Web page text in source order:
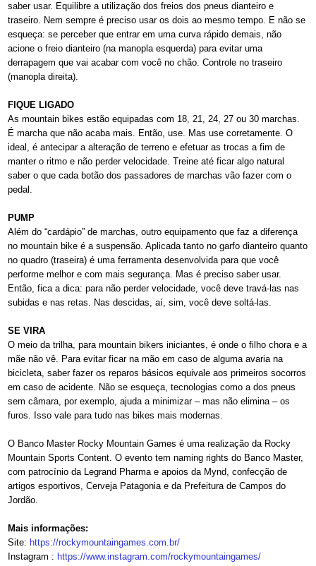
saber usar. Equilibre a utilização dos freios dos pneus dianteiro e
traseiro. Nem sempre é preciso usar os dois ao mesmo tempo. E não se
esqueça: se perceber que entrar em uma curva rápido demais, não
acione o freio dianteiro (na manopla esquerda) para evitar uma
derrapagem que vai acabar com você no chão. Controle no traseiro
(manopla direita).
FIQUE LIGADO
As mountain bikes estão equipadas com 18, 21, 24, 27 ou 30 marchas.
É marcha que não acaba mais. Então, use. Mas use corretamente. O
ideal, é antecipar a alteração de terreno e efetuar as trocas a fim de
manter o ritmo e não perder velocidade. Treine até ficar algo natural
saber o que cada botão dos passadores de marchas vão fazer com o
pedal.
PUMP
Além do “cardápio” de marchas, outro equipamento que faz a diferença
no mountain bike é a suspensão. Aplicada tanto no garfo dianteiro quanto
no quadro (traseira) é uma ferramenta desenvolvida para que você
performe melhor e com mais segurança. Mas é preciso saber usar.
Então, fica a dica: para não perder velocidade, você deve travá-las nas
subidas e nas retas. Nas descidas, aí, sim, você deve soltá-las.
SE VIRA
O meio da trilha, para mountain bikers iniciantes, é onde o filho chora e a
mãe não vê. Para evitar ficar na mão em caso de alguma avaria na
bicicleta, saber fazer os reparos básicos equivale aos primeiros socorros
em caso de acidente. Não se esqueça, tecnologias como a dos pneus
sem câmara, por exemplo, ajuda a minimizar – mas não elimina – os
furos. Isso vale para tudo nas bikes mais modernas.
O Banco Master Rocky Mountain Games é uma realização da Rocky
Mountain Sports Content. O evento tem naming rights do Banco Master,
com patrocínio da Legrand Pharma e apoios da Mynd, confecção de
artigos esportivos, Cerveja Patagonia e da Prefeitura de Campos do
Jordão.
Mais informações:
Site: https://rockymountaingames.com.br/
Instagram : https://www.instagram.com/rockymountaingames/